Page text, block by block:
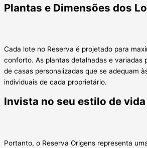
Plantas e Dimensões dos
Cada lote no Reserva é projetado para
conforto. As plantas detalhadas e variadas
de casas personalizadas que se adequam
individuais de cada proprietário.
Invista no seu estilo de vida
Portanto, o Reserva Origens representa